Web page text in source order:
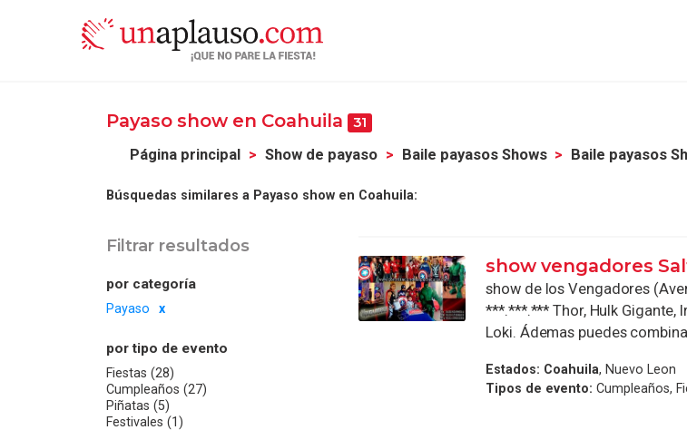
Payaso show en Coahuila 31
Página principal Show de payaso Baile payasos Shows Baile payasos
Búsquedas similares a Payaso show en Coahuila:
Filtrar resultados
por categoría
Payaso
por tipo de evento
Fiestas (28)
Cumpleaños (27)
Piñatas (5)
Festivales (1)
show vengadores
show de los Vengadores
***.***.*** Thor, Hulk Gigante,
Loki. Ádemas puedes
Estados: Coahuila, Nuevo Leon
Tipos de evento: Cumpleaños,